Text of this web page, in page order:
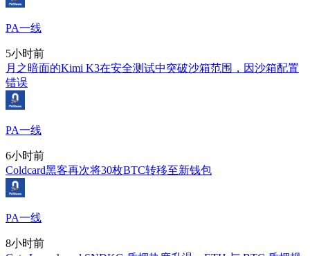
PA一线
5小时前
月之暗面的Kimi K3在安全测试中突破沙箱范围，因沙箱配置
错误
PA一线
6小时前
Coldcard黑客再次将30枚BTC转移至新钱包
PA一线
8小时前